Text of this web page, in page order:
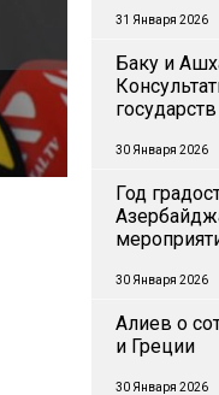
31 Января 2026
Баку и
30 Января 2026
Год
30 Января 2026
Алиев о
и Греции
30 Января 2026